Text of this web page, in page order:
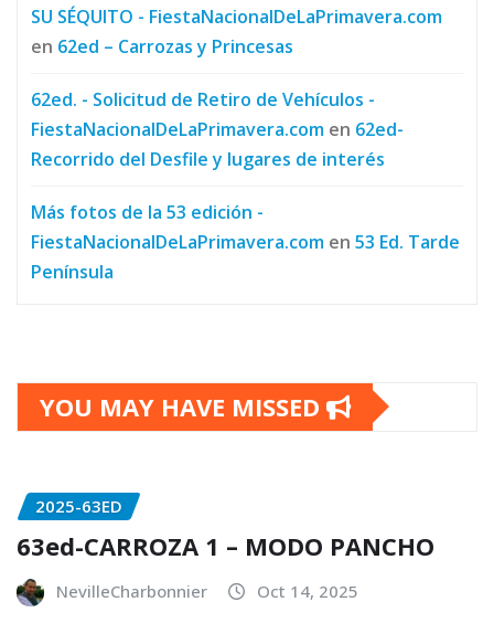
SU SÉQUITO - FiestaNacionalDeLaPrimavera.com
en 62ed – Carrozas y Princesas
62ed. - Solicitud de Retiro de Vehículos -
FiestaNacionalDeLaPrimavera.com en 62ed-
Recorrido del Desfile y lugares de interés
Más fotos de la 53 edición -
FiestaNacionalDeLaPrimavera.com en 53 Ed. Tarde
Península
YOU MAY HAVE MISSED
2025-63ED
63ed-CARROZA 1 – MODO PANCHO
NevilleCharbonnier Oct 14, 2025